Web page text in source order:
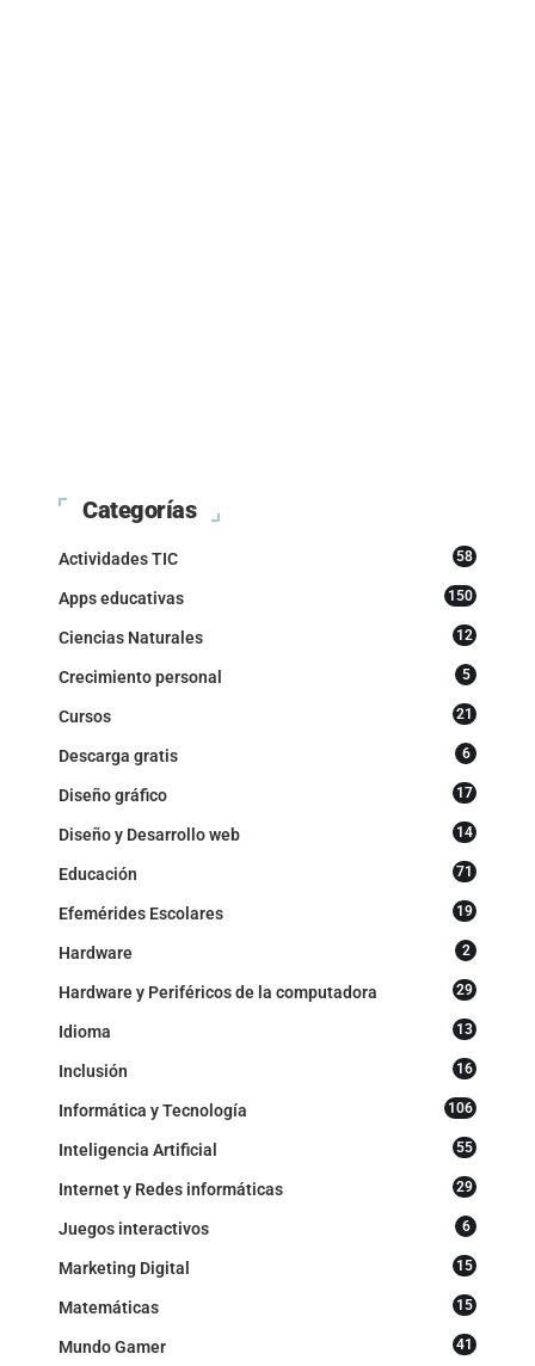
Categorías
Actividades TIC 58
Apps educativas 150
Ciencias Naturales 12
Crecimiento personal 5
Cursos 21
Descarga gratis 6
Diseño gráfico 17
Diseño y Desarrollo web 14
Educación 71
Efemérides Escolares 19
Hardware 2
Hardware y Periféricos de la computadora 29
Idioma 13
Inclusión 16
Informática y Tecnología 106
Inteligencia Artificial 55
Internet y Redes informáticas 29
Juegos interactivos 6
Marketing Digital 15
Matemáticas 15
Mundo Gamer 41